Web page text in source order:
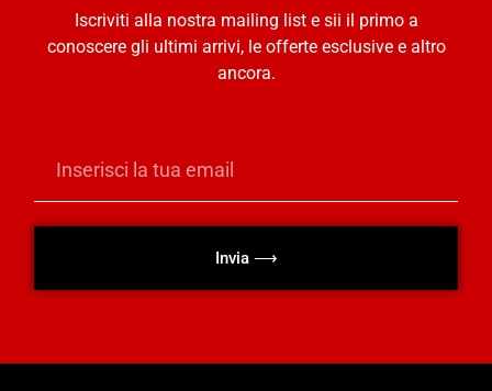
Iscriviti alla nostra mailing list e sii il primo a
conoscere gli ultimi arrivi, le offerte esclusive e altro
ancora.
Invia ⟶